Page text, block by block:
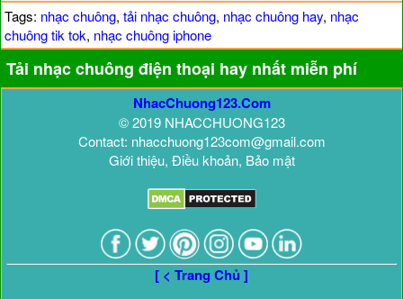
Tags: nhạc chuông, tải nhạc chuông, nhạc chuông hay, nhạc
chuông tik tok, nhạc chuông iphone
Tải nhạc chuông điện thoại hay nhất miễn phí
NhacChuong123.Com
© 2019 NHACCHUONG123
Contact: nhacchuong123com@gmail.com
Giới thiệu, Điều khoản, Bảo mật
[ < Trang Chủ ]